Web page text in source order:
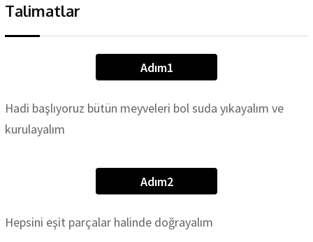
Talimatlar
Adım1
Hadi başlıyoruz bütün meyveleri bol suda yıkayalım ve
kurulayalım
Adım2
Hepsini eşit parçalar halinde doğrayalım